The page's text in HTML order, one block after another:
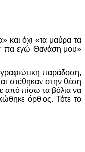
και όχι «τα μαύρα τα
‘ πα εγώ Θανάση μου»
παράδοση,
στάθηκαν στην θέση
από πίσω τα βόλια να
όρθιος. Τότε το